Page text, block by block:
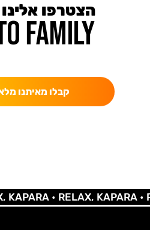
הצטרפו
קבלו מאיתנו
•RELAX, KAPARA •